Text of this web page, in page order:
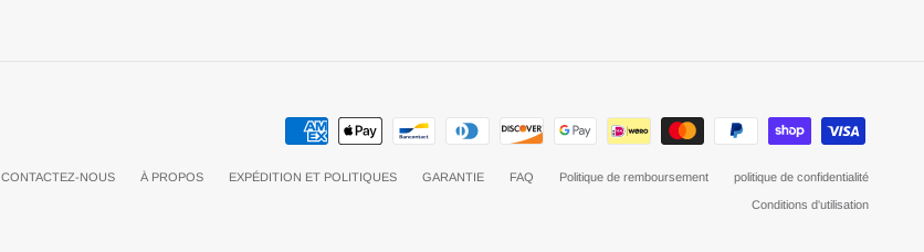
CONTACTEZ-NOUS À PROPOS EXPÉDITION ET POLITIQUES GARANTIE FAQ Politique de remboursement politique de confidentialité
Conditions d'utilisation